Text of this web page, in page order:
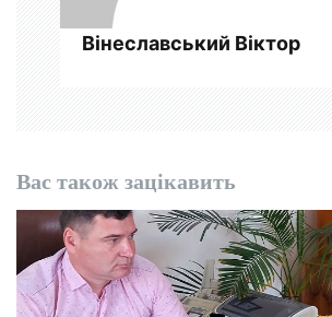
Вінеславський Віктор
Вас також зацікавить